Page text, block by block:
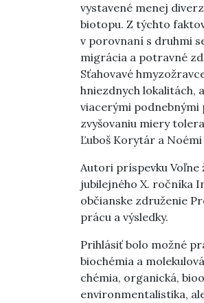
vystavené menej
biotopu. Z týchto
v porovnaní s druhmi
migrácia a potravné
Sťahovavé
hniezdnych lokalitách,
viacerými podnebnými
zvyšovaniu miery
Ľuboš Korytár a Noémi
Autori príspevku Voľne
jubilejného X. ročníka
občianske združenie
prácu a výsledky.
Prihlásiť bolo možné
biochémia a
chémia, organická,
environmentalistika,